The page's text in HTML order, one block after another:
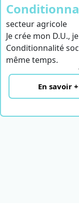
secteur agricole
Je crée mon D.U.,
Conditionnalité
même temps.
En savoir +